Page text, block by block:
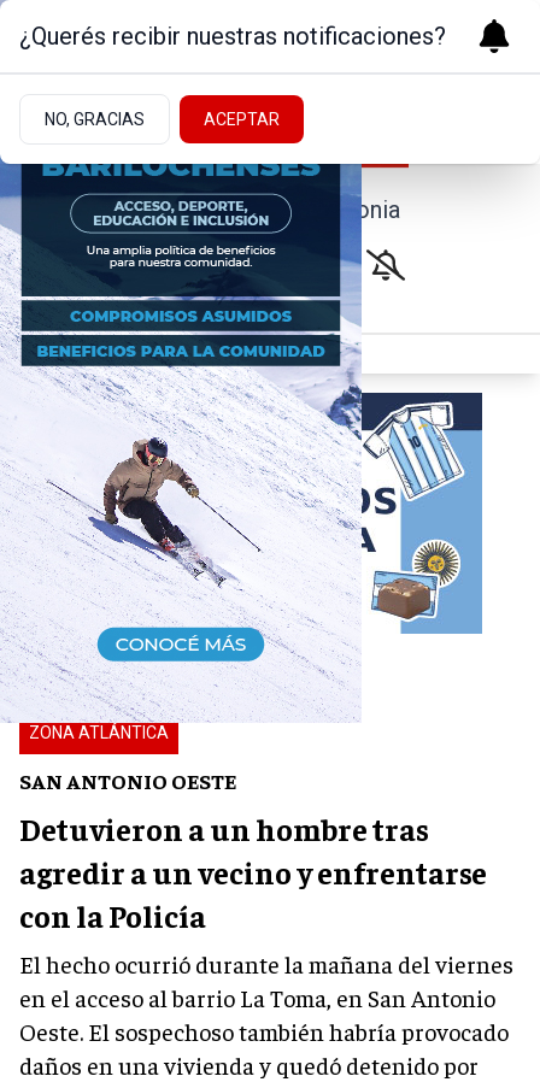
Noticias de la Patagonia
ZONA ATLÁNTICA
SAN ANTONIO OESTE
Detuvieron a un hombre tras
agredir a un vecino y enfrentarse
con la Policía
El hecho ocurrió durante la mañana del viernes
en el acceso al barrio La Toma, en San Antonio
Oeste. El sospechoso también habría provocado
daños en una vivienda y quedó detenido por
¿Querés recibir nuestras notificaciones?
NO, GRACIAS ACEPTAR